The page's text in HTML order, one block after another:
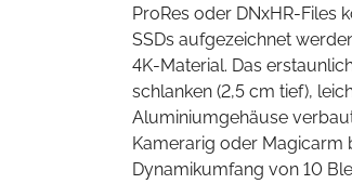
ProRes oder DNxHR-Files
SSDs aufgezeichnet
4K-Material. Das
schlanken (2,5 cm tief),
Aluminiumgehäuse
Kamerarig oder Magicarm
Dynamikumfang von 10